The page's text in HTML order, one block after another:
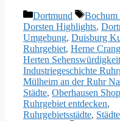
Kategorien
Dortmund Bochum
Dorsten Highlights,
Umgebung, Duisburg
Ruhrgebiet, Herne
Herten
Industriegeschichte
Mülheim an der Ruhr
Städte, Oberhausen
Ruhrgebiet entdecken,
Ruhrgebietsstädte,